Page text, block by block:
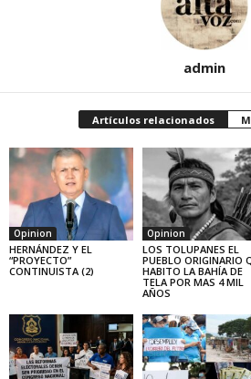
admin
Artículos relacionados
Opinion
HERNÁNDEZ Y EL
“PROYECTO”
CONTINUISTA (2)
Opinion
LOS TOLUPANES EL
PUEBLO ORIGINARIO
HABITO LA BAHÍA DE
TELA POR MAS 4 MIL
AÑOS